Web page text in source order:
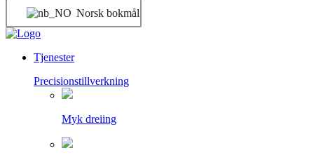
Norsk bokmål
Tjenester
Precisionstillverkning
Myk dreiing